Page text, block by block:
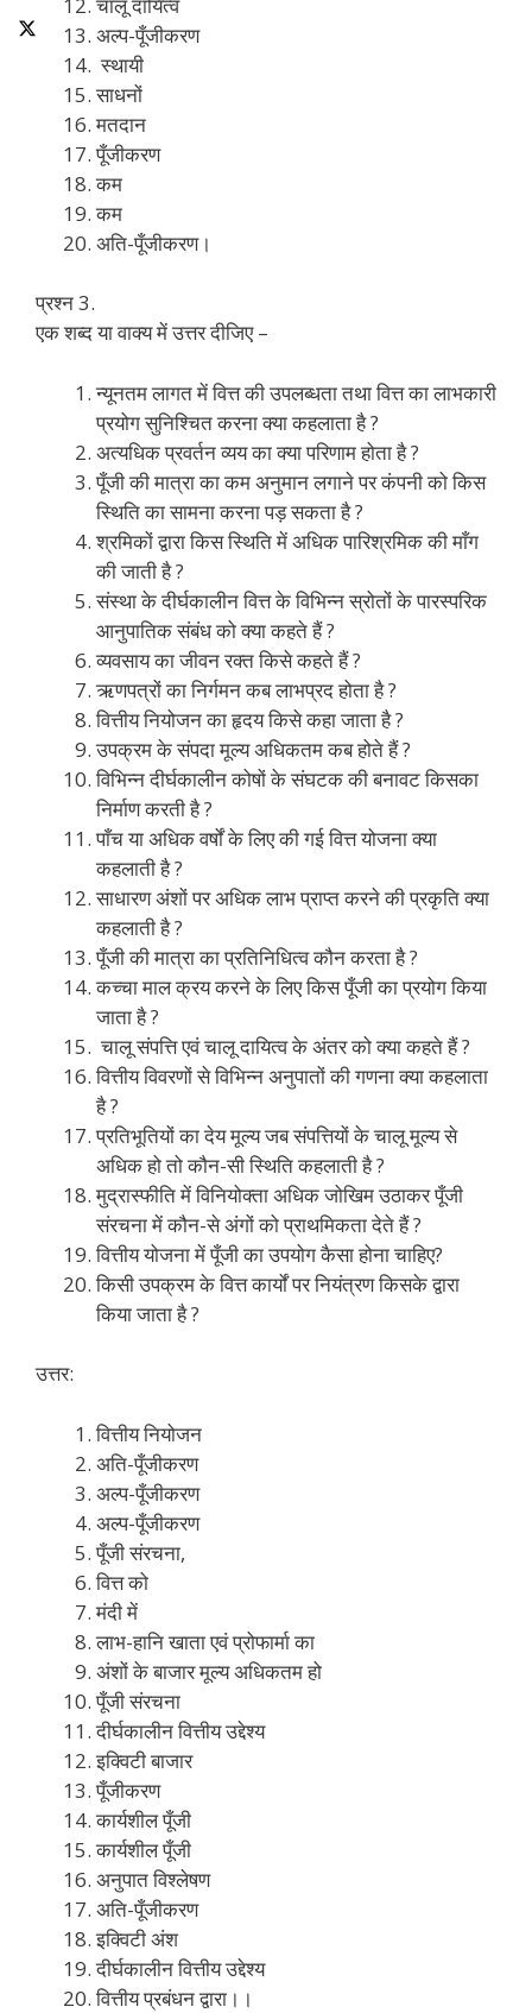
अल्प-पूँजीकरण
स्थायी
साधनों
मतदान
पूँजीकरण
कम
कम
अति-पूँजीकरण।
प्रश्न 3.
एक शब्द या वाक्य में उत्तर दीजिए –
न्यूनतम लागत में वित्त की उपलब्धता तथा वित्त का लाभकारी
प्रयोग सुनिश्चित करना क्या कहलाता है ?
अत्यधिक प्रवर्तन व्यय का क्या परिणाम होता है ?
पूँजी की मात्रा का कम अनुमान लगाने पर कंपनी को किस
स्थिति का सामना करना पड़ सकता है ?
श्रमिकों द्वारा किस स्थिति में अधिक पारिश्रमिक की माँग
की जाती है ?
संस्था के दीर्घकालीन वित्त के विभिन्न स्रोतों के पारस्परिक
आनुपातिक संबंध को क्या कहते हैं ?
व्यवसाय का जीवन रक्त किसे कहते हैं ?
ऋणपत्रों का निर्गमन कब लाभप्रद होता है ?
वित्तीय नियोजन का हृदय किसे कहा जाता है ?
उपक्रम के संपदा मूल्य अधिकतम कब होते हैं ?
विभिन्न दीर्घकालीन कोषों के संघटक की बनावट किसका
निर्माण करती है ?
पाँच या अधिक वर्षों के लिए की गई वित्त योजना क्या
कहलाती है ?
साधारण अंशों पर अधिक लाभ प्राप्त करने की प्रकृति क्या
कहलाती है ?
पूँजी की मात्रा का प्रतिनिधित्व कौन करता है ?
कच्चा माल क्रय करने के लिए किस पूँजी का प्रयोग किया
जाता है ?
चालू संपत्ति एवं चालू दायित्व के अंतर को क्या कहते हैं ?
वित्तीय विवरणों से विभिन्न अनुपातों की गणना क्या कहलाता
है ?
प्रतिभूतियों का देय मूल्य जब संपत्तियों के चालू मूल्य से
अधिक हो तो कौन-सी स्थिति कहलाती है ?
मुद्रास्फीति में विनियोक्ता अधिक जोखिम उठाकर पूँजी
संरचना में कौन-से अंगों को प्राथमिकता देते हैं ?
वित्तीय योजना में पूँजी का उपयोग कैसा होना चाहिए?
किसी उपक्रम के वित्त कार्यों पर नियंत्रण किसके द्वारा
किया जाता है ?
उत्तर:
वित्तीय नियोजन
अति-पूँजीकरण
अल्प-पूँजीकरण
अल्प-पूँजीकरण
पूँजी संरचना,
वित्त को
मंदी में
लाभ-हानि खाता एवं प्रोफार्मा का
अंशों के बाजार मूल्य अधिकतम हो
पूँजी संरचना
दीर्घकालीन वित्तीय उद्देश्य
इक्विटी बाजार
पूँजीकरण
कार्यशील पूँजी
कार्यशील पूँजी
अनुपात विश्लेषण
अति-पूँजीकरण
इक्विटी अंश
दीर्घकालीन वित्तीय उद्देश्य
वित्तीय प्रबंधन द्वारा।।